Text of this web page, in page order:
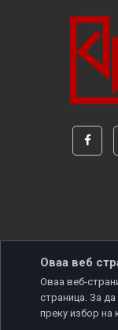
Оваа веб
Оваа веб-
страница. За
преку избор на